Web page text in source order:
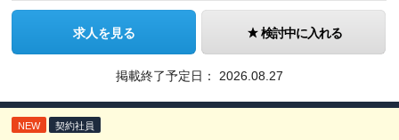
求人を見る 検討中に入れる
掲載終了予定日： 2026.08.27
NEW 契約社員